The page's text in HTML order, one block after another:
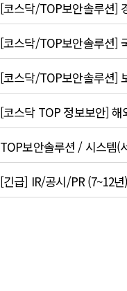
[코스닥/TOP보안솔루션]
[코스닥/TOP보안솔루션]
[코스닥/TOP보안솔루션]
[코스닥 TOP 정보보안]
TOP보안솔루션 / 시스템(
[긴급] IR/공시/PR (7~12년)